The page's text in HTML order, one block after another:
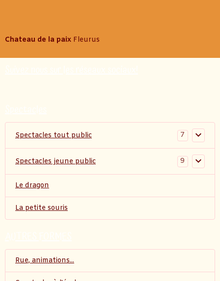
Chateau de la paix Fleurus
Spectacles tout public 7
Spectacles jeune public 9
Le dragon
La petite souris
Rue, animations...